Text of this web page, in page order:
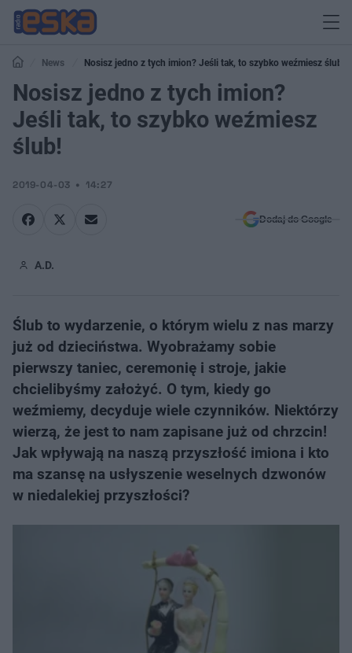
News Nosisz jedno z tych imion? Jeśli tak, to szybko weźmiesz ślub!
Nosisz jedno z tych imion?
Jeśli tak, to szybko weźmiesz
ślub!
2019-04-03 14:27
Dodaj do Google
A.D.
Ślub to wydarzenie, o którym wielu z nas marzy
już od dzieciństwa. Wyobrażamy sobie
pierwszy taniec, ceremonię i stroje, jakie
chcielibyśmy założyć. O tym, kiedy go
weźmiemy, decyduje wiele czynników. Niektórzy
wierzą, że jest to nam zapisane już od chrzcin!
Jak wpływają na naszą przyszłość imiona i kto
ma szansę na usłyszenie weselnych dzwonów
w niedalekiej przyszłości?